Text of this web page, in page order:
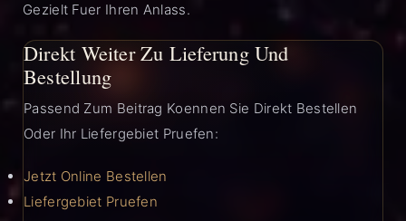
Gezielt Fuer Ihren Anlass.
Direkt Weiter Zu Lieferung Und
Bestellung
Passend Zum Beitrag Koennen Sie Direkt Bestellen
Oder Ihr Liefergebiet Pruefen:
Jetzt Online Bestellen
Liefergebiet Pruefen